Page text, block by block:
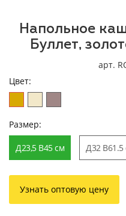
Напольное
Буллет,
арт.
Цвет:
Размер:
Д23,5 В45 см Д32 В61.5
Узнать оптовую цену